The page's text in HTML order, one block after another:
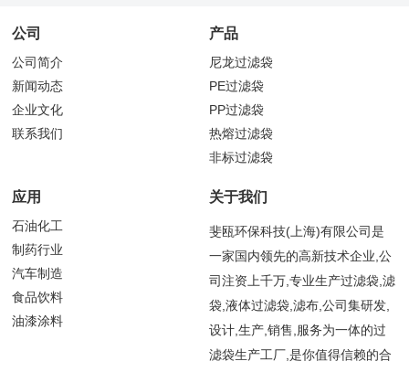
公司
公司简介
新闻动态
企业文化
联系我们
产品
尼龙过滤袋
PE过滤袋
PP过滤袋
热熔过滤袋
非标过滤袋
应用
石油化工
制药行业
汽车制造
食品饮料
油漆涂料
关于我们
斐瓯环保科技(上海)有限公司是
一家国内领先的高新技术企业,公
司注资上千万,专业生产过滤袋,滤
袋,液体过滤袋,滤布,公司集研发,
设计,生产,销售,服务为一体的过
滤袋生产工厂,是你值得信赖的合